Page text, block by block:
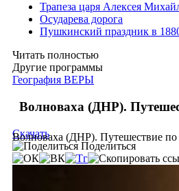
Трапеза царя Алексея
Осударева дорога
Пушкинский праздник в
Читать полностью
Другие программы
География ВЕРЫ
Волноваха (ДНР).
Волноваха (ДНР). Путешествие по
Скачать
Поделиться